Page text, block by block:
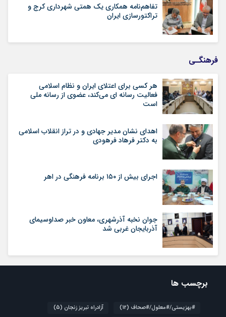
تفاهم‌نامه همکاری یک همتی شهرداری کرج و
تراکتورسازی ایران
فرهنگـی
هر کسی برای اعتلای ایران و نظام اسلامی
فعالیت رسانه ای می‌کند، عضوی از رسانه ملی
است
اهدای نشان مدیر جهادی و در تراز انقلاب اسلامی
به دکتر فرهاد فرهودی
اجرای بیش از ۱۵۰ برنامه فرهنگی در اهر
جوان نخبه آذرشهری، معاون خبر صداوسیمای
آذربایجان غربی شد
برچسب ها
#بهزیستی/#معلول/#صحاف (12) آزادراه تبریز زنجان (5)